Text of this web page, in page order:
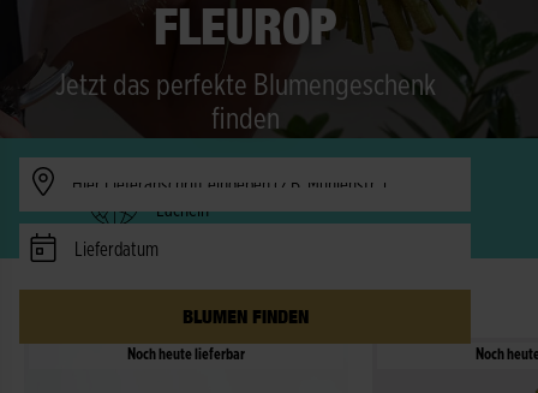
FLEUROP
Jetzt das perfekte Blumengeschenk
finden
Verfügbarkeit prüfen
Lieferdatum
BLUMEN FINDEN
Freude in 150 Länder - schneller als ein
Lächeln
DIE BESTSELLER IM AUGUST
Noch heute lieferbar Noch